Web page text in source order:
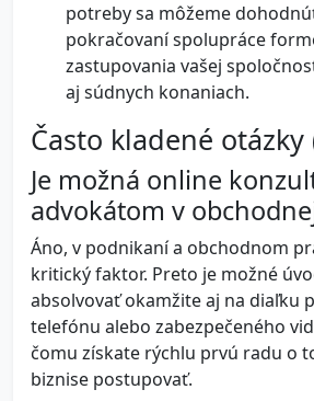
potreby sa môžeme
pokračovaní spolupráce
zastupovania vašej
aj súdnych konaniach.
Často kladené otázky
Je možná online
advokátom v
Áno, v podnikaní a obchodnom
kritický faktor. Preto je možné
absolvovať okamžite aj na diaľku
telefónu alebo zabezpečeného
čomu získate rýchlu prvú radu o
biznise postupovať.